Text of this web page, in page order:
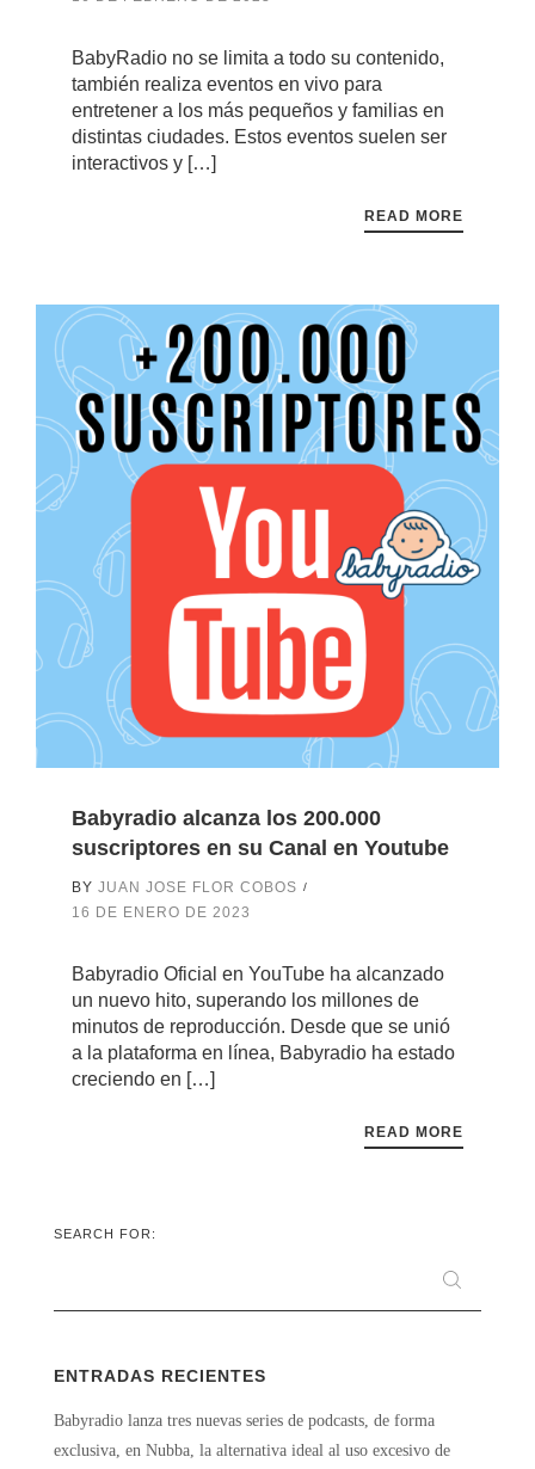
BabyRadio no se limita a todo su contenido,
también realiza eventos en vivo para
entretener a los más pequeños y familias en
distintas ciudades. Estos eventos suelen ser
interactivos y […]
READ MORE
Babyradio alcanza los 200.000
suscriptores en su Canal en Youtube
BY JUAN JOSE FLOR COBOS
16 DE ENERO DE 2023
Babyradio Oficial en YouTube ha alcanzado
un nuevo hito, superando los millones de
minutos de reproducción. Desde que se unió
a la plataforma en línea, Babyradio ha estado
creciendo en […]
READ MORE
SEARCH FOR:
ENTRADAS RECIENTES
Babyradio lanza tres nuevas series de podcasts, de forma
exclusiva, en Nubba, la alternativa ideal al uso excesivo de